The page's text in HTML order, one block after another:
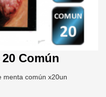
Común
menta común x20un